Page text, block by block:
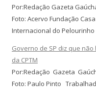
Por:Redação Gazeta
Foto: Acervo Fundação
Internacional do
Governo de SP diz que
da CPTM
Por:Redação Gazeta
Foto: Paulo Pinto